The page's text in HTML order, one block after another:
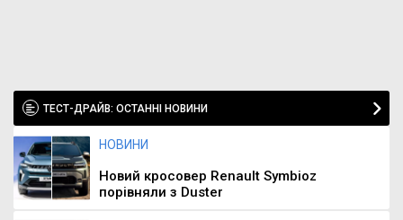
ТЕСТ-ДРАЙВ: ОСТАННІ НОВИНИ
НОВИНИ
Новий кросовер Renault Symbioz
порівняли з Duster